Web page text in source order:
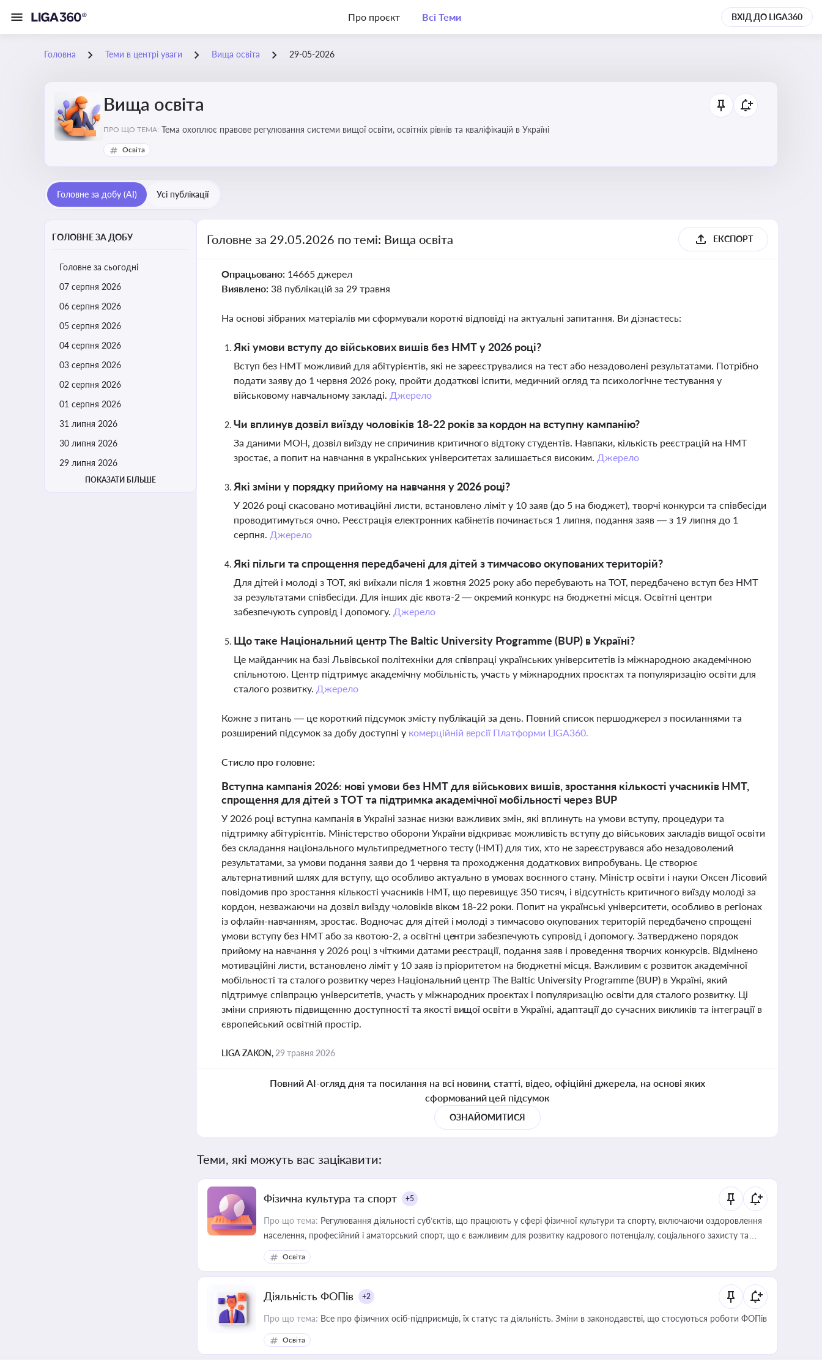
Про проєкт Всі Теми ВХІД ДО LIGA360
Головна Теми в центрі уваги Вища освіта 29-05-2026
Вища освіта
ПРО ЩО ТЕМА: Тема охоплює правове регулювання системи вищої освіти, освітніх рівнів та кваліфікацій в Україні
Освіта
Головне за добу (AI) Усі публікації
ГОЛОВНЕ ЗА ДОБУ
Головне за сьогодні
07 серпня 2026
06 серпня 2026
05 серпня 2026
04 серпня 2026
03 серпня 2026
02 серпня 2026
01 серпня 2026
31 липня 2026
30 липня 2026
29 липня 2026
ПОКАЗАТИ БІЛЬШЕ
Головне за 29.05.2026 по темі: Вища освіта ЕКСПОРТ
Опрацьовано: 14665 джерел
Виявлено: 38 публікацій за 29 травня
На основі зібраних матеріалів ми сформували короткі відповіді на актуальні запитання. Ви дізнаєтесь:
Які умови вступу до військових вишів без НМТ у 2026 році?
Вступ без НМТ можливий для абітурієнтів, які не зареєструвалися на тест або незадоволені результатами. Потрібно
подати заяву до 1 червня 2026 року, пройти додаткові іспити, медичний огляд та психологічне тестування у
військовому навчальному закладі. Джерело
Чи вплинув дозвіл виїзду чоловіків 18-22 років за кордон на вступну кампанію?
За даними МОН, дозвіл виїзду не спричинив критичного відтоку студентів. Навпаки, кількість реєстрацій на НМТ
зростає, а попит на навчання в українських університетах залишається високим. Джерело
Які зміни у порядку прийому на навчання у 2026 році?
У 2026 році скасовано мотиваційні листи, встановлено ліміт у 10 заяв (до 5 на бюджет), творчі конкурси та співбесіди
проводитимуться очно. Реєстрація електронних кабінетів починається 1 липня, подання заяв — з 19 липня до 1
серпня. Джерело
Які пільги та спрощення передбачені для дітей з тимчасово окупованих територій?
Для дітей і молоді з ТОТ, які виїхали після 1 жовтня 2025 року або перебувають на ТОТ, передбачено вступ без НМТ
за результатами співбесіди. Для інших діє квота-2 — окремий конкурс на бюджетні місця. Освітні центри
забезпечують супровід і допомогу. Джерело
Що таке Національний центр The Baltic University Programme (BUP) в Україні?
Це майданчик на базі Львівської політехніки для співпраці українських університетів із міжнародною академічною
спільнотою. Центр підтримує академічну мобільність, участь у міжнародних проєктах та популяризацію освіти для
сталого розвитку. Джерело
Кожне з питань — це короткий підсумок змісту публікацій за день. Повний список першоджерел з посиланнями та
розширений підсумок за добу доступні у комерційній версії Платформи LIGA360.
Стисло про головне:
Вступна кампанія 2026: нові умови без НМТ для військових вишів, зростання кількості учасників НМТ,
спрощення для дітей з ТОТ та підтримка академічної мобільності через BUP
У 2026 році вступна кампанія в Україні зазнає низки важливих змін, які вплинуть на умови вступу, процедури та
підтримку абітурієнтів. Міністерство оборони України відкриває можливість вступу до військових закладів вищої освіти
без складання національного мультипредметного тесту (НМТ) для тих, хто не зареєструвався або незадоволений
результатами, за умови подання заяви до 1 червня та проходження додаткових випробувань. Це створює
альтернативний шлях для вступу, що особливо актуально в умовах воєнного стану. Міністр освіти і науки Оксен Лісовий
повідомив про зростання кількості учасників НМТ, що перевищує 350 тисяч, і відсутність критичного виїзду молоді за
кордон, незважаючи на дозвіл виїзду чоловіків віком 18-22 роки. Попит на українські університети, особливо в регіонах
із офлайн-навчанням, зростає. Водночас для дітей і молоді з тимчасово окупованих територій передбачено спрощені
умови вступу без НМТ або за квотою-2, а освітні центри забезпечують супровід і допомогу. Затверджено порядок
прийому на навчання у 2026 році з чіткими датами реєстрації, подання заяв і проведення творчих конкурсів. Відмінено
мотиваційні листи, встановлено ліміт у 10 заяв із пріоритетом на бюджетні місця. Важливим є розвиток академічної
мобільності та сталого розвитку через Національний центр The Baltic University Programme (BUP) в Україні, який
підтримує співпрацю університетів, участь у міжнародних проєктах і популяризацію освіти для сталого розвитку. Ці
зміни сприяють підвищенню доступності та якості вищої освіти в Україні, адаптації до сучасних викликів та інтеграції в
європейський освітній простір.
LIGA ZAKON, 29 травня 2026
Повний AI-огляд дня та посилання на всі новини, статті, відео, офіційні джерела, на основі яких
сформований цей підсумок
ОЗНАЙОМИТИСЯ
Теми, які можуть вас зацікавити:
Фізична культура та спорт +5
Про що тема: Регулювання діяльності суб’єктів, що працюють у сфері фізичної культури та спорту, включаючи оздоровлення
населення, професійний і аматорський спорт, що є важливим для розвитку кадрового потенціалу, соціального захисту та
ефективної реалізації державної політики у цій галузі
Освіта
Діяльність ФОПів +2
Про що тема: Все про фізичних осіб-підприємців, їх статус та діяльність. Зміни в законодавстві, що стосуються роботи ФОПів
Освіта